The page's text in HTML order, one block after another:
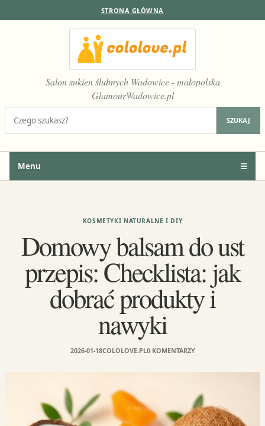
STRONA GŁÓWNA
Salon sukien ślubnych Wadowice - małopolska
GlamourWadowice.pl
SZUKAJ
Menu ☰
KOSMETYKI NATURALNE I DIY
Domowy balsam do ust
przepis: Checklista: jak
dobrać produkty i
nawyki
2026-01-18COLOLOVE.PL0 KOMENTARZY